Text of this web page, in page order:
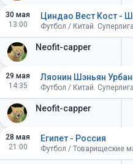
30 мая
13:00
Neofit-capper
Циндао Вест Кост -
Футбол / Китай. Суперлига
29 мая
14:35
Neofit-capper
Ляонин Шэньян
Футбол / Китай. Суперлига
28 мая
21:00
Египет - Россия
Футбол / Товарищеские